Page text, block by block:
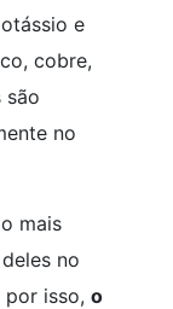
e
cobre,
são
no
mais
no
isso, o